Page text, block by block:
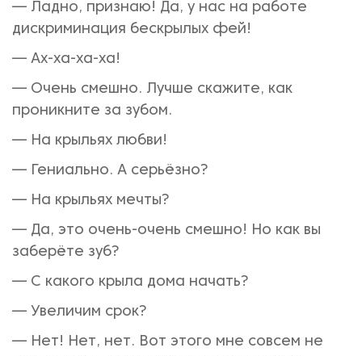
— Ладно, признаю! Да, у нас на работе
дискриминация бескрылых фей!
— Ах-ха-ха-ха!
— Очень смешно. Лучше скажите, как
проникните за зубом.
— На крыльях любви!
— Гениально. А серьёзно?
— На крыльях мечты?
— Да, это очень-очень смешно! Но как вы
заберёте зуб?
— С какого крыла дома начать?
— Увеличим срок?
— Нет! Нет, нет. Вот этого мне совсем не